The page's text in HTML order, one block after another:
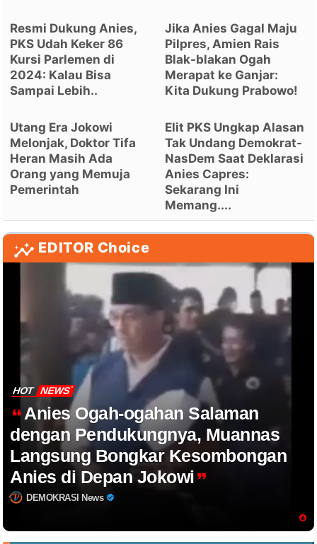
Resmi Dukung Anies,
PKS Udah Keker 86
Kursi Parlemen di
2024: Kalau Bisa
Sampai Lebih..
Jika Anies Gagal Maju
Pilpres, Amien Rais
Blak-blakan Ogah
Merapat ke Ganjar:
Kita Dukung Prabowo!
Utang Era Jokowi
Melonjak, Doktor Tifa
Heran Masih Ada
Orang yang Memuja
Pemerintah
Elit PKS Ungkap Alasan
Tak Undang Demokrat-
NasDem Saat Deklarasi
Anies Capres:
Sekarang Ini
Memang....
EDITOR Choice
HOT NEWS
Anies Ogah-ogahan Salaman
dengan Pendukungnya, Muannas
Langsung Bongkar Kesombongan
Anies di Depan Jokowi
DEMOKRASI News